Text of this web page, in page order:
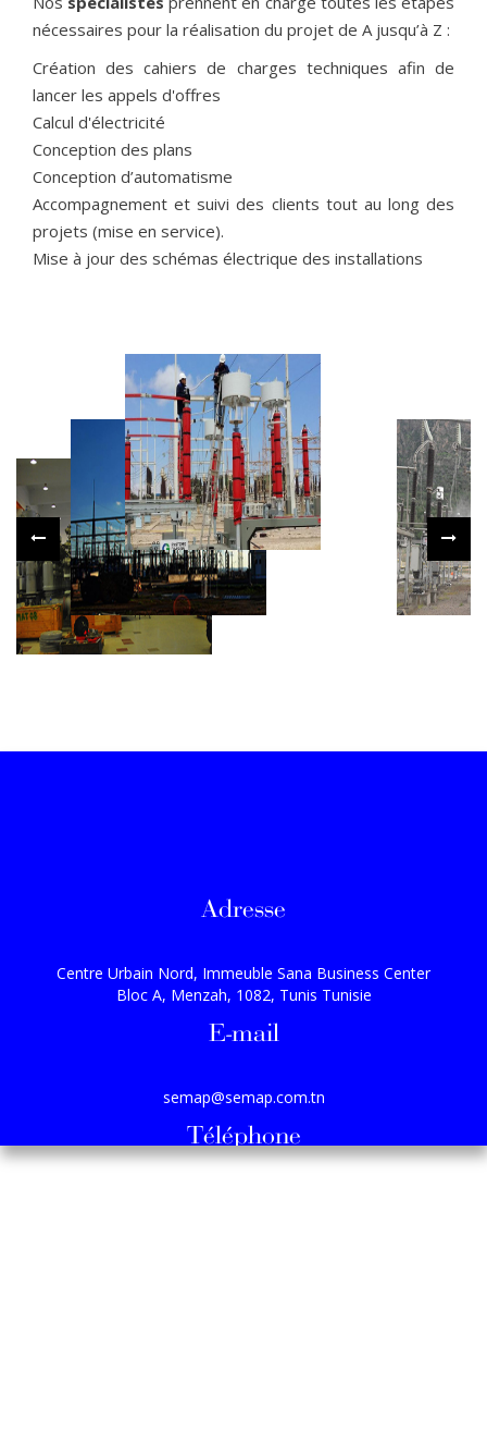
nécessaires pour la réalisation du projet de A jusqu’à Z :
Création des cahiers de charges techniques afin de
lancer les appels d'offres
Calcul d'électricité
Conception des plans
Conception d’automatisme
Accompagnement et suivi des clients tout au long des
projets (mise en service).
Mise à jour des schémas électrique des installations
Adresse
Centre Urbain Nord, Immeuble Sana Business Center
Bloc A, Menzah, 1082, Tunis Tunisie
E-mail
semap@semap.com.tn
Téléphone